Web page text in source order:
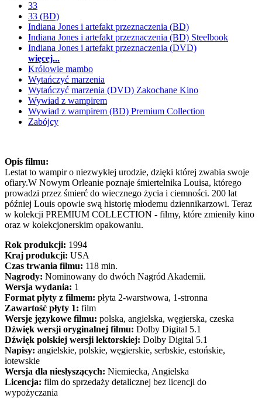
33
33 (BD)
Indiana Jones i artefakt przeznaczenia (BD)
Indiana Jones i artefakt przeznaczenia (BD) Steelbook
Indiana Jones i artefakt przeznaczenia (DVD)
więcej...
Królowie mambo
Wytańczyć marzenia
Wytańczyć marzenia (DVD) Zakochane Kino
Wywiad z wampirem
Wywiad z wampirem (BD) Premium Collection
Zabójcy
Opis filmu:
Lestat to wampir o niezwykłej urodzie, dzięki której zwabia swoje
ofiary.W Nowym Orleanie poznaje śmiertelnika Louisa, którego
prowadzi przez śmierć do wiecznego życia i ciemności. 200 lat
później Louis opowie swą historię młodemu dziennikarzowi. Teraz
w kolekcji PREMIUM COLLECTION - filmy, które zmieniły kino
oraz w kolekcjonerskim opakowaniu.
Rok produkcji: 1994
Kraj produkcji: USA
Czas trwania filmu: 118 min.
Nagrody: Nominowany do dwóch Nagród Akademii.
Wersja wydania: 1
Format płyty z filmem: płyta 2-warstwowa, 1-stronna
Zawartość płyty 1: film
Wersje językowe filmu: polska, angielska, węgierska, czeska
Dźwięk wersji oryginalnej filmu: Dolby Digital 5.1
Dźwięk polskiej wersji lektorskiej: Dolby Digital 5.1
Napisy: angielskie, polskie, węgierskie, serbskie, estońskie,
łotewskie
Wersja dla niesłyszących: Niemiecka, Angielska
Licencja: film do sprzedaży detalicznej bez licencji do
wypożyczania